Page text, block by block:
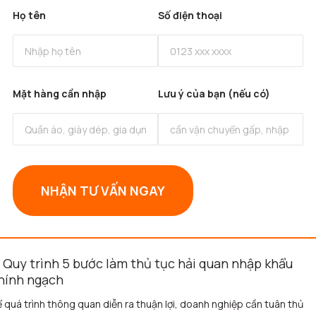
Họ tên Số điện thoại
Mặt hàng cần nhập Lưu ý của bạn (nếu có)
NHẬN TƯ VẤN NGAY
Quy trình 5 bước làm thủ tục hải quan nhập khẩu
ngạch
quá trình thông quan diễn ra thuận lợi, doanh nghiệp cần tuân thủ